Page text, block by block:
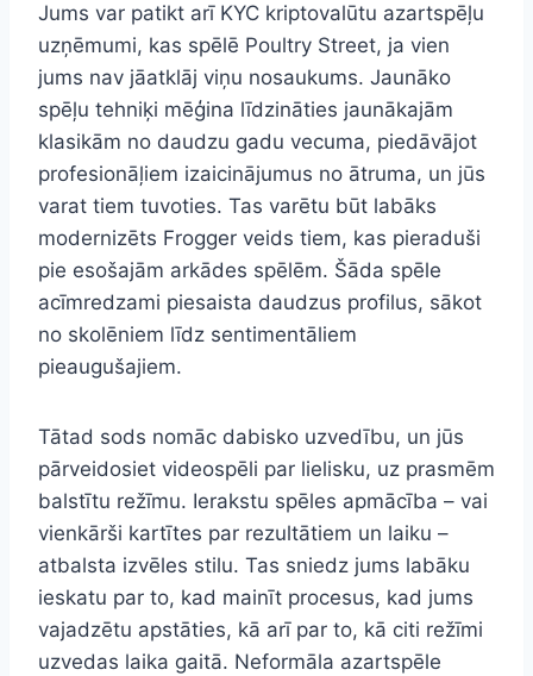
Jums var patikt arī KYC kriptovalūtu azartspēļu
uzņēmumi, kas spēlē Poultry Street, ja vien
jums nav jāatklāj viņu nosaukums. Jaunāko
spēļu tehniķi mēģina līdzināties jaunākajām
klasikām no daudzu gadu vecuma, piedāvājot
profesionāļiem izaicinājumus no ātruma, un jūs
varat tiem tuvoties. Tas varētu būt labāks
modernizēts Frogger veids tiem, kas pieraduši
pie esošajām arkādes spēlēm. Šāda spēle
acīmredzami piesaista daudzus profilus, sākot
no skolēniem līdz sentimentāliem
pieaugušajiem.
Tātad sods nomāc dabisko uzvedību, un jūs
pārveidosiet videospēli par lielisku, uz prasmēm
balstītu režīmu. Ierakstu spēles apmācība – vai
vienkārši kartītes par rezultātiem un laiku –
atbalsta izvēles stilu. Tas sniedz jums labāku
ieskatu par to, kad mainīt procesus, kad jums
vajadzētu apstāties, kā arī par to, kā citi režīmi
uzvedas laika gaitā. Neformāla azartspēle